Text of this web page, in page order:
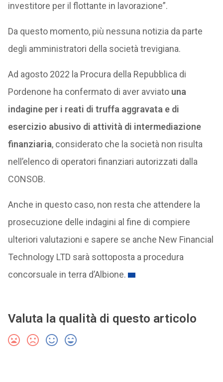
investitore per il flottante in lavorazione”.
Da questo momento, più nessuna notizia da parte
degli amministratori della società trevigiana.
Ad agosto 2022 la Procura della Repubblica di
Pordenone ha confermato di aver avviato una
indagine per i reati di truffa aggravata e di
esercizio abusivo di attività di intermediazione
finanziaria, considerato che la società non risulta
nell’elenco di operatori finanziari autorizzati dalla
CONSOB.
Anche in questo caso, non resta che attendere la
prosecuzione delle indagini al fine di compiere
ulteriori valutazioni e sapere se anche New Financial
Technology LTD sarà sottoposta a procedura
concorsuale in terra d’Albione.
Valuta la qualità di questo articolo